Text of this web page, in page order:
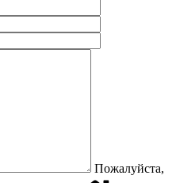
Пожалуйста,